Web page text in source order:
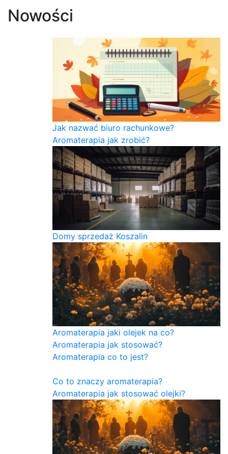
Nowości
Jak nazwać biuro rachunkowe?
Aromaterapia jak zrobić?
Domy sprzedaż Koszalin
Aromaterapia jaki olejek na co?
Aromaterapia jak stosować?
Aromaterapia co to jest?
Co to znaczy aromaterapia?
Aromaterapia jak stosować olejki?